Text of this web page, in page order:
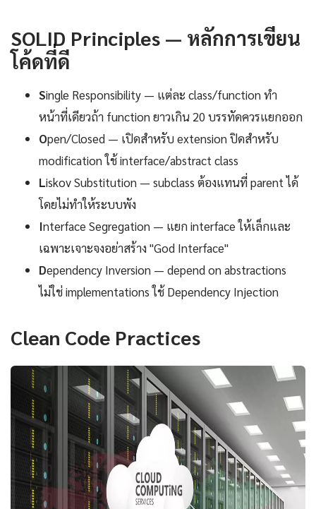
SOLID Principles — หลักการเขียน
โค้ดที่ดี
Single Responsibility — แต่ละ class/function ทำ
หน้าที่เดียวถ้า function ยาวเกิน 20 บรรทัดควรแยกออก
Open/Closed — เปิดสำหรับ extension ปิดสำหรับ
modification ใช้ interface/abstract class
Liskov Substitution — subclass ต้องแทนที่ parent ได้
โดยไม่ทำให้ระบบพัง
Interface Segregation — แยก interface ให้เล็กและ
เฉพาะเจาะจงอย่าสร้าง "God Interface"
Dependency Inversion — depend on abstractions
ไม่ใช่ implementations ใช้ Dependency Injection
Clean Code Practices